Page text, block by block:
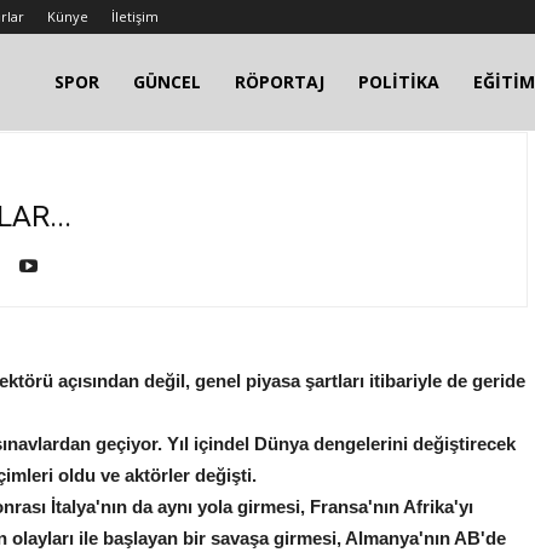
Künye İletişim
SPOR GÜNCEL RÖPORTAJ POLİTİKA EĞİTİM
açısından değil, genel piyasa şartları itibariyle de geride
geçiyor. Yıl içindel Dünya dengelerini değiştirecek
oldu ve aktörler değişti.
İtalya'nın da aynı yola girmesi, Fransa'nın Afrika'yı
olayları ile başlayan bir savaşa girmesi, Almanya'nın AB'de